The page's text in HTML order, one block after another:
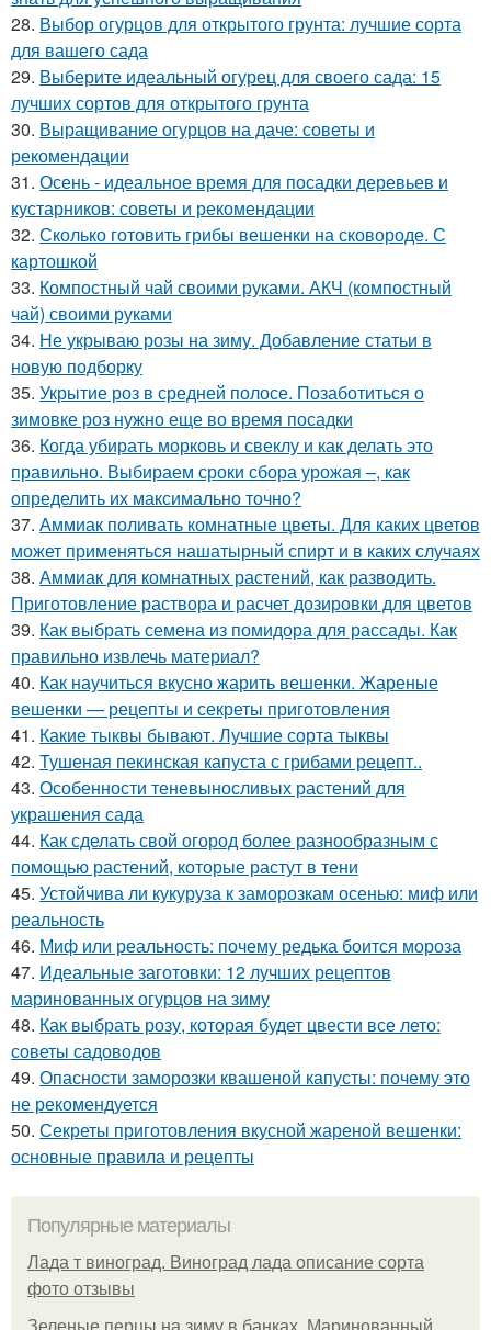
28. Выбор огурцов для открытого грунта: лучшие сорта
для вашего сада
29. Выберите идеальный огурец для своего сада: 15
лучших сортов для открытого грунта
30. Выращивание огурцов на даче: советы и
рекомендации
31. Осень - идеальное время для посадки деревьев и
кустарников: советы и рекомендации
32. Сколько готовить грибы вешенки на сковороде. С
картошкой
33. Компостный чай своими руками. АКЧ (компостный
чай) своими руками
34. Не укрываю розы на зиму. Добавление статьи в
новую подборку
35. Укрытие роз в средней полосе. Позаботиться о
зимовке роз нужно еще во время посадки
36. Когда убирать морковь и свеклу и как делать это
правильно. Выбираем сроки сбора урожая –, как
определить их максимально точно?
37. Аммиак поливать комнатные цветы. Для каких цветов
может применяться нашатырный спирт и в каких случаях
38. Аммиак для комнатных растений, как разводить.
Приготовление раствора и расчет дозировки для цветов
39. Как выбрать семена из помидора для рассады. Как
правильно извлечь материал?
40. Как научиться вкусно жарить вешенки. Жареные
вешенки — рецепты и секреты приготовления
41. Какие тыквы бывают. Лучшие сорта тыквы
42. Тушеная пекинская капуста с грибами рецепт..
43. Особенности теневыносливых растений для
украшения сада
44. Как сделать свой огород более разнообразным с
помощью растений, которые растут в тени
45. Устойчива ли кукуруза к заморозкам осенью: миф или
реальность
46. Миф или реальность: почему редька боится мороза
47. Идеальные заготовки: 12 лучших рецептов
маринованных огурцов на зиму
48. Как выбрать розу, которая будет цвести все лето:
советы садоводов
49. Опасности заморозки квашеной капусты: почему это
не рекомендуется
50. Секреты приготовления вкусной жареной вешенки:
основные правила и рецепты
Популярные материалы
Лада т виноград. Виноград лада описание сорта
фото отзывы
Зеленые перцы на зиму в банках. Маринованный